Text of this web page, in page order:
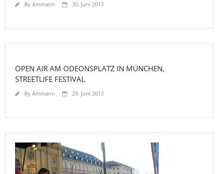
By Ammann 30. Juni 2013
OPEN AIR AM ODEONSPLATZ IN MÜNCHEN,
STREETLIFE FESTIVAL
By Ammann 29. Juni 2013